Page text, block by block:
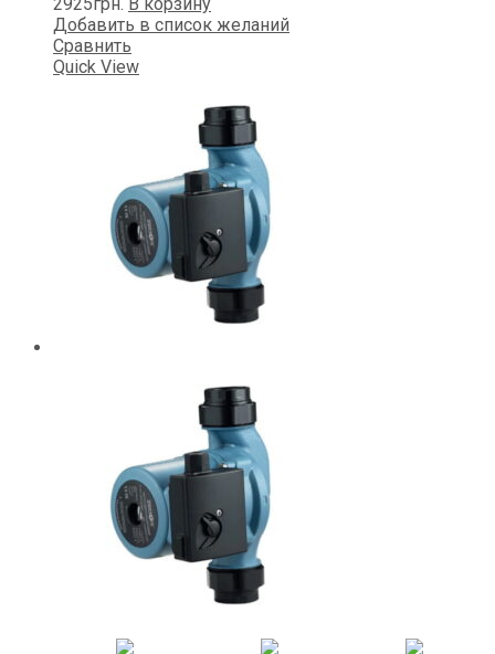
Добавить в список желаний
Сравнить
Quick View